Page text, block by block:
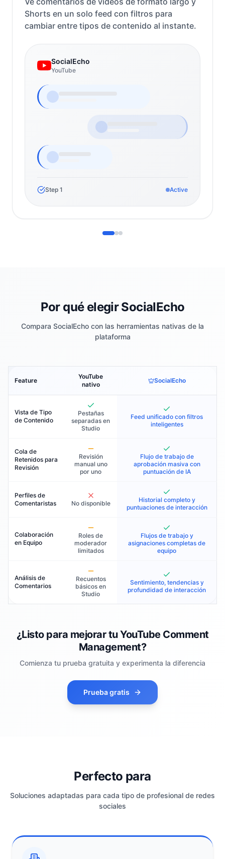
Shorts en un solo feed con filtros para
cambiar entre tipos de contenido al instante.
SocialEcho
YouTube
Step 1 Active
Por qué elegir SocialEcho
Compara SocialEcho con las herramientas nativas de la
plataforma
Feature
YouTube
nativo
SocialEcho
Vista de Tipo
de Contenido
Pestañas
separadas en
Studio
Feed unificado con filtros
inteligentes
Cola de
Retenidos para
Revisión
Revisión
manual uno
por uno
Flujo de trabajo de
aprobación masiva con
puntuación de IA
Perfiles de
Comentaristas
No disponible
Historial completo y
puntuaciones de interacción
Colaboración
en Equipo
Roles de
moderador
limitados
Flujos de trabajo y
asignaciones completas de
equipo
Análisis de
Comentarios
Recuentos
básicos en
Studio
Sentimiento, tendencias y
profundidad de interacción
¿Listo para mejorar tu YouTube Comment
Management?
Comienza tu prueba gratuita y experimenta la diferencia
Prueba gratis
Perfecto para
Soluciones adaptadas para cada tipo de profesional de redes
sociales